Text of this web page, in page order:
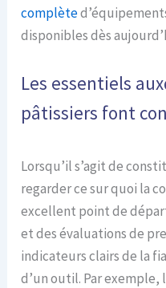
complète
disponibles dès
Les essentiels
pâtissiers font
Lorsqu’il s’agit de
regarder ce sur quoi la
excellent point de
et des évaluations de
indicateurs clairs de la
d’un outil. Par exemple,